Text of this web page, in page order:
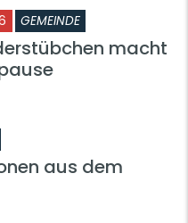
GEMEINDE
macht
aus dem